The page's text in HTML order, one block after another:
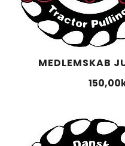
MEDLEMSKAB
150,00